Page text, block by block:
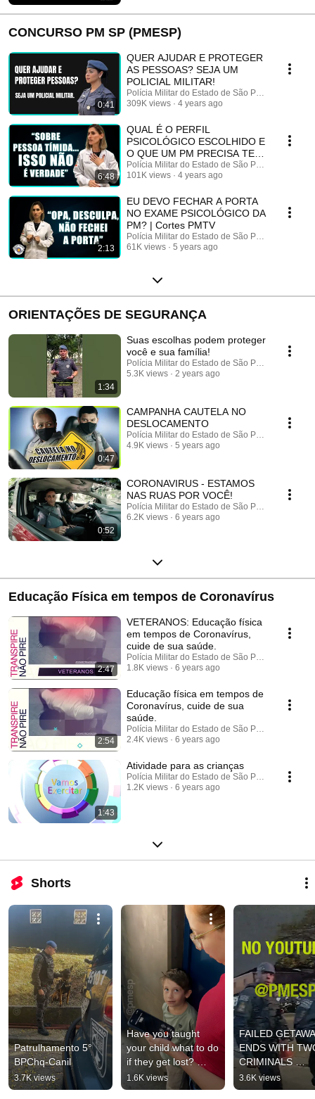
CONCURSO PM SP (PMESP)
0:41
QUER AJUDAR E PROTEGER
AS PESSOAS? SEJA UM
POLICIAL MILITAR!
Polícia Militar do Estado de São Paulo
309K views
4 years ago
6:48
QUAL É O PERFIL
PSICOLÓGICO ESCOLHIDO E
O QUE UM PM PRECISA TER?
| Cortes PMTV
Polícia Militar do Estado de São Paulo
101K views
4 years ago
2:13
EU DEVO FECHAR A PORTA
NO EXAME PSICOLÓGICO DA
PM? | Cortes PMTV
Polícia Militar do Estado de São Paulo
61K views
5 years ago
ORIENTAÇÕES DE SEGURANÇA
1:34
Suas escolhas podem proteger
você e sua família!
Polícia Militar do Estado de São Paulo
5.3K views
2 years ago
0:47
CAMPANHA CAUTELA NO
DESLOCAMENTO
Polícia Militar do Estado de São Paulo
4.9K views
5 years ago
0:52
CORONAVIRUS - ESTAMOS
NAS RUAS POR VOCÊ!
Polícia Militar do Estado de São Paulo
6.2K views
6 years ago
Educação Física em tempos de Coronavírus
2:47
VETERANOS: Educação física
em tempos de Coronavírus,
cuide de sua saúde.
Polícia Militar do Estado de São Paulo
1.8K views
6 years ago
2:54
Educação física em tempos de
Coronavírus, cuide de sua
saúde.
Polícia Militar do Estado de São Paulo
2.4K views
6 years ago
1:43
Atividade para as crianças
Polícia Militar do Estado de São Paulo
1.2K views
6 years ago
Shorts
Patrulhamento 5°
BPChq-Canil
3.7K views
Have you taught
your child what to do
if they get lost?
Share this
information!
1.6K views
FAILED
ENDS WITH
CRIMINALS
ARRESTED.
3.6K views